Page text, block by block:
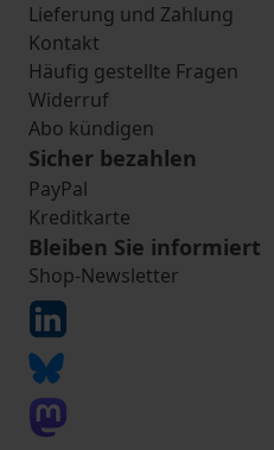
Lieferung und Zahlung
Kontakt
Häufig gestellte Fragen
Widerruf
Abo kündigen
Sicher bezahlen
PayPal
Kreditkarte
Bleiben Sie informiert
Shop-Newsletter